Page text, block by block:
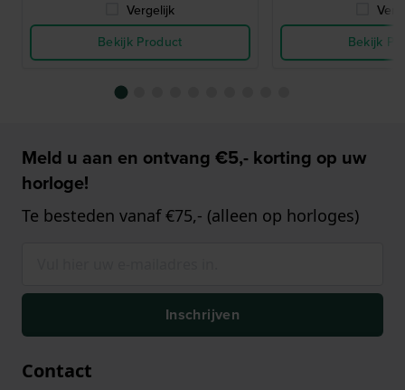
Vergelijk
Bekijk Product
Bekijk
Meld u aan en ontvang €5,- korting op uw
horloge!
Te besteden vanaf €75,- (alleen op horloges)
Inschrijven
Contact